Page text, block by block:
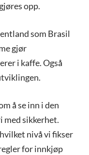
opp.
som Brasil
gjør
i kaffe. Også
å se inn i den
med sikkerhet.
nivå vi fikser
for innkjøp